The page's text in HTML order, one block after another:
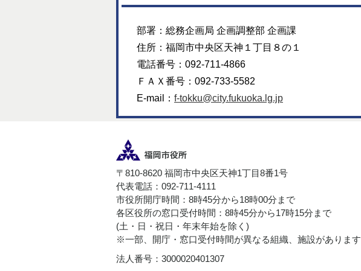
部署： 総務企画局 企画調整部 企画課
住所： 福岡市中央区天神１丁目８の１
電話番号： 092-711-4866
ＦＡＸ番号： 092-733-5582
E-mail： f-tokku@city.fukuoka.lg.jp
〒810-8620 福岡市中央区天神1丁目8番1号
代表電話：092-711-4111
市役所開庁時間：8時45分から18時00分まで
各区役所の窓口受付時間：8時45分から17時15分まで
(土・日・祝日・年末年始を除く)
※一部、開庁・窓口受付時間が異なる組織、施設があります
法人番号：3000020401307